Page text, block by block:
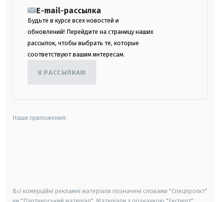
E-mail-рассылка
Будьте в курсе всех новостей и
обновлений! Перейдите на страницу наших
рассылок, чтобы выбрать те, которые
соответствуют вашим интересам.
К РАССЫЛКАМ
Наши приложения:
Всі комерційні рекламні матеріали позначені словами "Спецпроєкт"